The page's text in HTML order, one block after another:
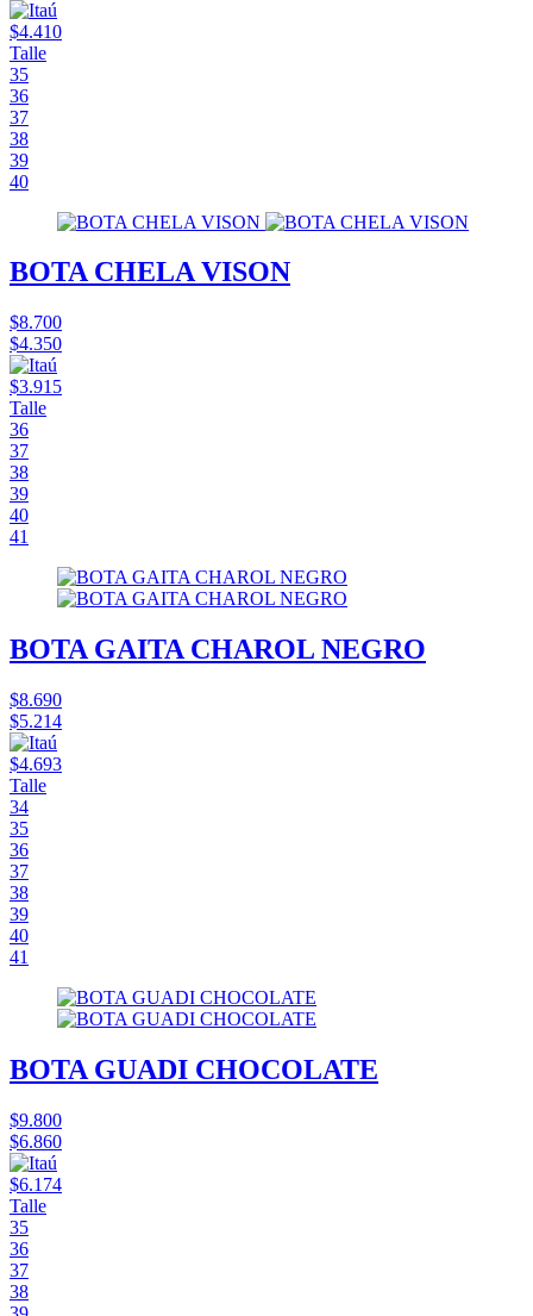
$4.410
Talle
35
36
37
38
39
40
BOTA CHELA VISON
$8.700
$4.350
$3.915
Talle
36
37
38
39
40
41
BOTA GAITA CHAROL NEGRO
$8.690
$5.214
$4.693
Talle
34
35
36
37
38
39
40
41
BOTA GUADI CHOCOLATE
$9.800
$6.860
$6.174
Talle
35
36
37
38